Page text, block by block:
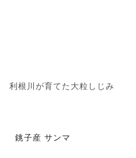
利根川が育てた大粒しじみ
銚子産 サンマ